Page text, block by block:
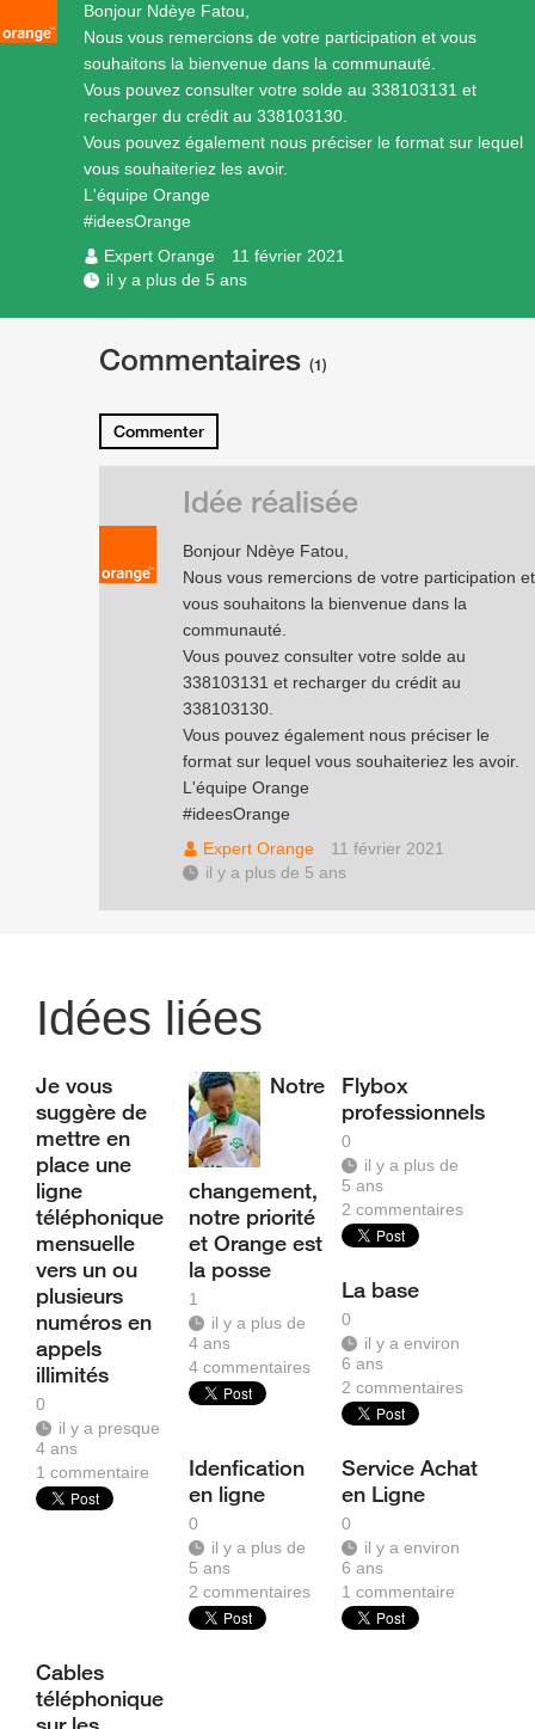
Bonjour Ndèye Fatou,
Nous vous remercions de votre participation et vous
souhaitons la bienvenue dans la communauté.
Vous pouvez consulter votre solde au 338103131 et
recharger du crédit au 338103130.
Vous pouvez également nous préciser le format sur lequel
vous souhaiteriez les avoir.
L'équipe Orange
#ideesOrange
Expert Orange
11 février 2021
il y a plus de 5 ans
Commentaires (1)
Commenter
Bonjour Ndèye Fatou,
Nous vous remercions de votre participation et
vous souhaitons la bienvenue dans la
communauté.
Vous pouvez consulter votre solde au
338103131 et recharger du crédit au
338103130.
Vous pouvez également nous préciser le
format sur lequel vous souhaiteriez les avoir.
L'équipe Orange
#ideesOrange
Expert Orange
11 février 2021
il y a plus de 5 ans
Idée réalisée
Idées liées
Je vous
suggère de
mettre en
place une
ligne
téléphonique
mensuelle
vers un ou
plusieurs
numéros en
appels
illimités
0
il y a presque
4 ans
1 commentaire
Notre
changement,
notre priorité
et Orange est
la posse
1
il y a plus de
4 ans
4commentaires
Flybox
professionnels
0
il y a plus de
5 ans
2commentaires
La base
0
il y a environ
6 ans
2commentaires
Idenfication
en ligne
0
il y a plus de
5 ans
2commentaires
Service Achat
en Ligne
0
il y a environ
6 ans
1commentaire
Cables
téléphonique